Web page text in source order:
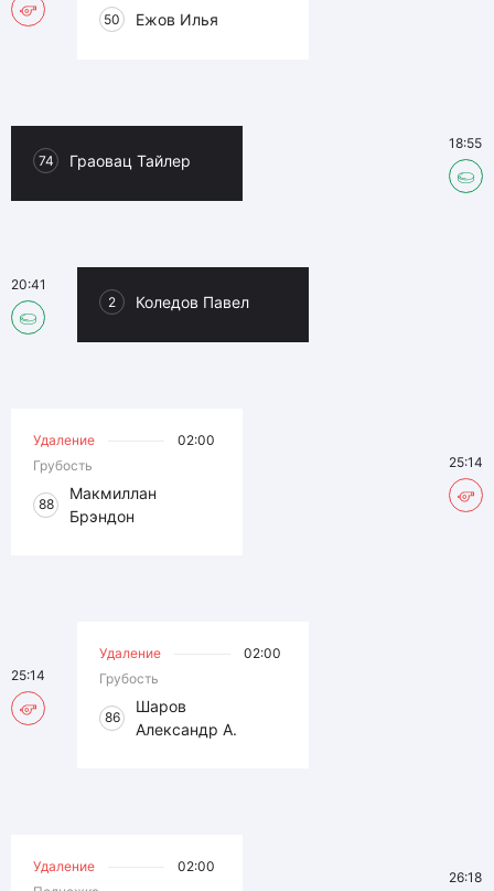
50
Ежов Илья
74 Граовац Тайлер
18:55
2 Коледов Павел
20:41
Удаление
02:00
Грубость
88
Макмиллан
Брэндон
25:14
Удаление
02:00
Грубость
86
Шаров
Александр А.
25:14
Удаление
02:00
26:18